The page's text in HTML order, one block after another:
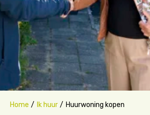
Home Ik huur Huurwoning kopen